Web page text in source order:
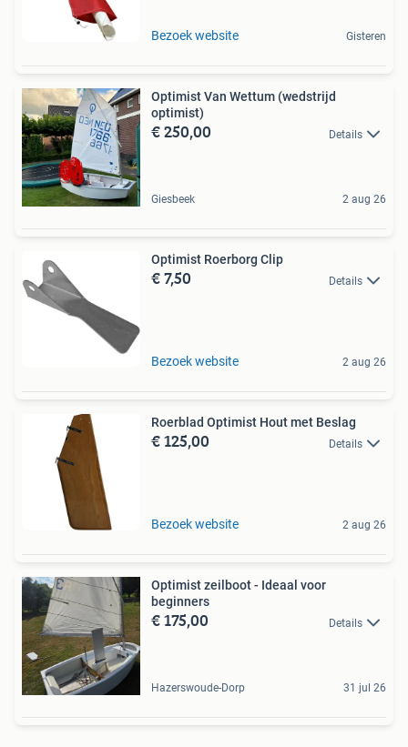
Bezoek website Gisteren
Optimist Van Wettum (wedstrijd
optimist)
€ 250,00 Details
Giesbeek 2 aug 26
Optimist Roerborg Clip
€ 7,50 Details
Bezoek website 2 aug 26
Roerblad Optimist Hout met Beslag
€ 125,00 Details
Bezoek website 2 aug 26
Optimist zeilboot - Ideaal voor
beginners
€ 175,00 Details
Hazerswoude-Dorp 31 jul 26